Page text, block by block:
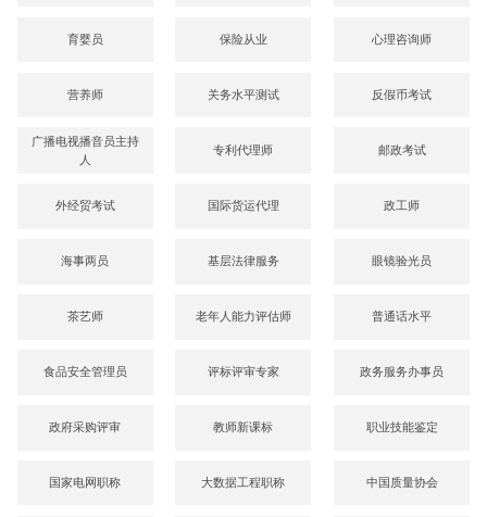
育婴员 保险从业 心理咨询师
营养师 关务水平测试 反假币考试
广播电视播音员主持
人
专利代理师 邮政考试
外经贸考试 国际货运代理 政工师
海事两员 基层法律服务 眼镜验光员
茶艺师 老年人能力评估师 普通话水平
食品安全管理员 评标评审专家 政务服务办事员
政府采购评审 教师新课标 职业技能鉴定
国家电网职称 大数据工程职称 中国质量协会